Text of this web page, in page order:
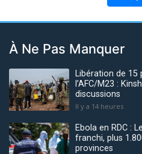
À Ne Pas Manquer
Libération de 15
l’AFC/M23 :
discussions
Il y a 14 heures
Ebola en RDC :
franchi, plus
provinces